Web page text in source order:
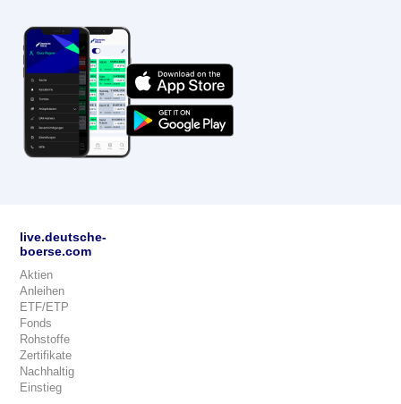
live.deutsche-
boerse.com
Aktien
Anleihen
ETF/ETP
Fonds
Rohstoffe
Zertifikate
Nachhaltig
Einstieg